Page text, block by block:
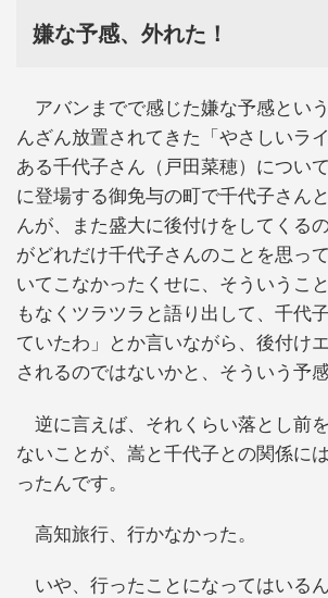
嫌な予感、外れた！
アバンまでで感じた嫌な予感とい
んざん放置されてきた「やさしいラ
ある千代子さん（戸田菜穂）につい
に登場する御免与の町で千代子さん
んが、また盛大に後付けをしてくる
がどれだけ千代子さんのことを思っ
いてこなかったくせに、そういうこ
もなくツラツラと語り出して、千代
ていたわ」とか言いながら、後付け
されるのではないかと、そういう予感
逆に言えば、それくらい落とし前
ないことが、嵩と千代子との関係に
ったんです。
高知旅行、行かなかった。
いや、行ったことになってはいる